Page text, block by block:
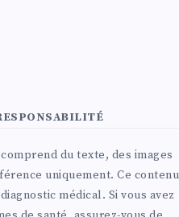
du texte, des images
uniquement. Ce contenu
médical. Si vous avez